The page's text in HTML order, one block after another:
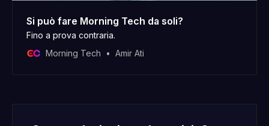
Si può fare Morning Tech da soli?
Fino a prova contraria.
Morning Tech
Amir Ati